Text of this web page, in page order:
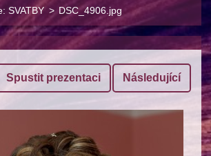
SVATBY > DSC_4906.jpg
Spustit prezentaci Následující